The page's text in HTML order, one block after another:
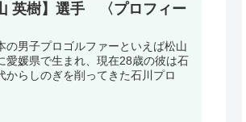
英樹】選手 〈プロフィー
の男子プロゴルファーといえば松山
愛媛県で生まれ、現在28歳の彼は石
からしのぎを削ってきた石川プロ